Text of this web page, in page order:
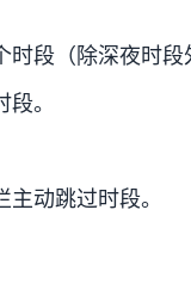
时段（除深夜时
。
动跳过时段。